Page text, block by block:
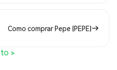
Como comprar Pepe (PEPE)
>